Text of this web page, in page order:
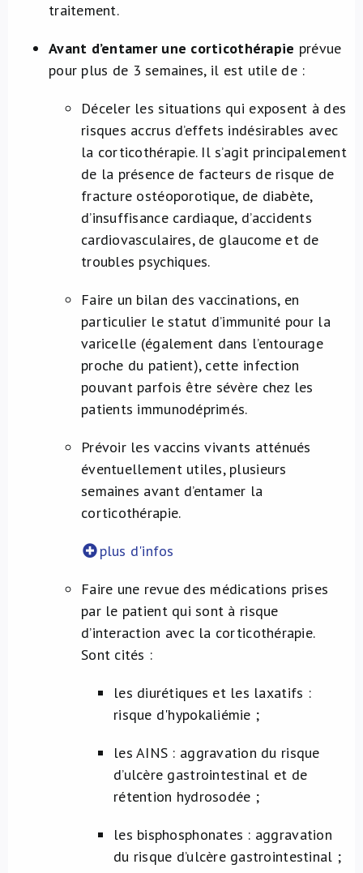
traitement.
Avant d’entamer une corticothérapie prévue
pour plus de 3 semaines, il est utile de :
Déceler les situations qui exposent à des
risques accrus d’effets indésirables avec
la corticothérapie. Il s’agit principalement
de la présence de facteurs de risque de
fracture ostéoporotique, de diabète,
d’insuffisance cardiaque, d’accidents
cardiovasculaires, de glaucome et de
troubles psychiques.​
Faire un bilan des vaccinations, en
particulier le statut d’immunité pour la
varicelle (également dans l’entourage
proche du patient), cette infection
pouvant parfois être sévère chez les
patients immunodéprimés.
Prévoir les vaccins vivants atténués
éventuellement utiles, plusieurs
semaines avant d’entamer la
corticothérapie.
plus d'infos
Faire une revue des médications prises
par le patient qui sont à risque
d’interaction avec la corticothérapie.
Sont cités :
​​​les diurétiques et les laxatifs :
risque d'hypokaliémie ;
les AINS : aggravation du risque
d’ulcère gastrointestinal et de
rétention hydrosodée ;
les bisphosphonates : aggravation
du risque d’ulcère gastrointestinal ;